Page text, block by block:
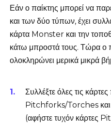
Εάν ο παίκτης μπορεί να
και των δύο τύπων, έχει
κάρτα Monster και την
κάτω μπροστά τους. Τώρα ο
ολοκληρώνει μερικά μικρά
Συλλέξτε όλες τις
Pitchforks/Torches και
(αφήστε τυχόν κάρτες